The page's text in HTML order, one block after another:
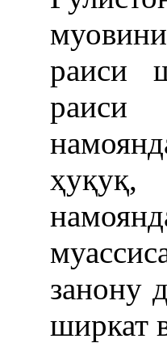
раиси
раиси
ҳуқуқ,
занону
ширкат